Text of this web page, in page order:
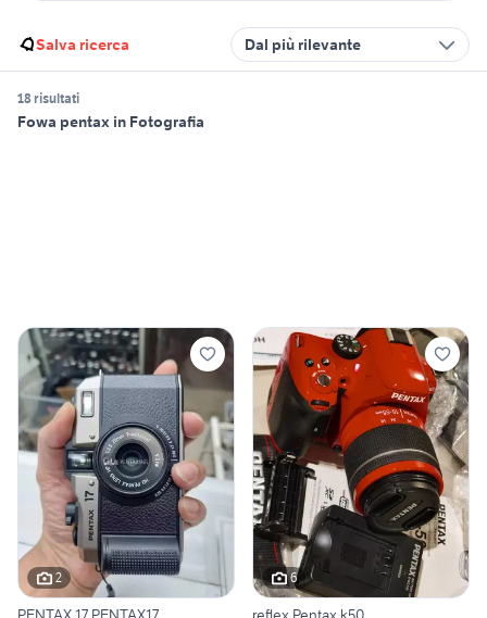
Salva ricerca Dal più rilevante
18 risultati
Fowa pentax in Fotografia
2 6